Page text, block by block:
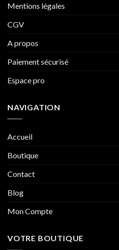
Mentions légales
CGV
A propos
Paiement sécurisé
Espace pro
NAVIGATION
Accueil
Boutique
Contact
Blog
Mon Compte
VOTRE BOUTIQUE